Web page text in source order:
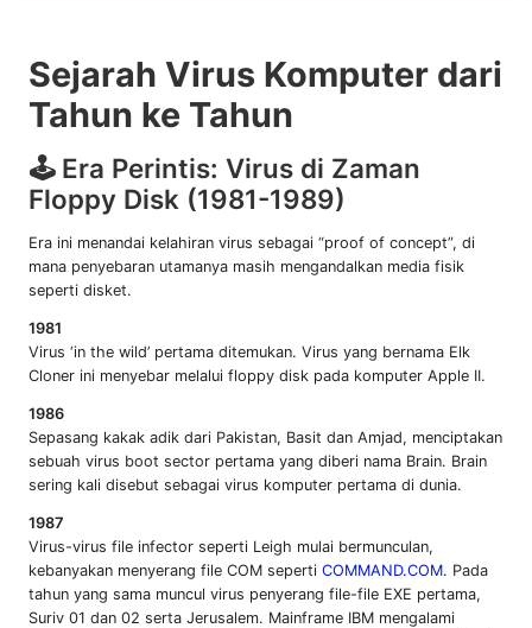
Sejarah Virus Komputer dari
Tahun ke Tahun
🕹️ Era Perintis: Virus di Zaman
Floppy Disk (1981-1989)
Era ini menandai kelahiran virus sebagai “proof of concept”, di
mana penyebaran utamanya masih mengandalkan media fisik
seperti disket.
1981
Virus ‘in the wild’ pertama ditemukan. Virus yang bernama Elk
Cloner ini menyebar melalui floppy disk pada komputer Apple II.
1986
Sepasang kakak adik dari Pakistan, Basit dan Amjad, menciptakan
sebuah virus boot sector pertama yang diberi nama Brain. Brain
sering kali disebut sebagai virus komputer pertama di dunia.
1987
Virus-virus file infector seperti Leigh mulai bermunculan,
kebanyakan menyerang file COM seperti COMMAND.COM. Pada
tahun yang sama muncul virus penyerang file-file EXE pertama,
Suriv 01 dan 02 serta Jerusalem. Mainframe IBM mengalami